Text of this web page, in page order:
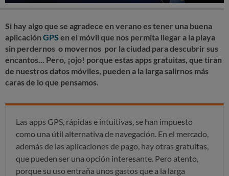
Si hay algo que se agradece en verano es tener una buena
aplicación GPS en el móvil que nos permita llegar a la playa
sin perdernos o movernos por la ciudad para descubrir sus
encantos... Pero, ¡ojo! porque estas apps gratuitas, que tiran
de nuestros datos móviles, pueden a la larga salirnos más
caras de lo que pensamos.
Las apps GPS, rápidas e intuitivas, se han impuesto
como una útil alternativa de navegación. En el mercado,
además de las aplicaciones de pago, hay otras gratuitas,
que pueden ser una opción interesante. Pero atento,
porque su uso entraña unos gastos que a la larga